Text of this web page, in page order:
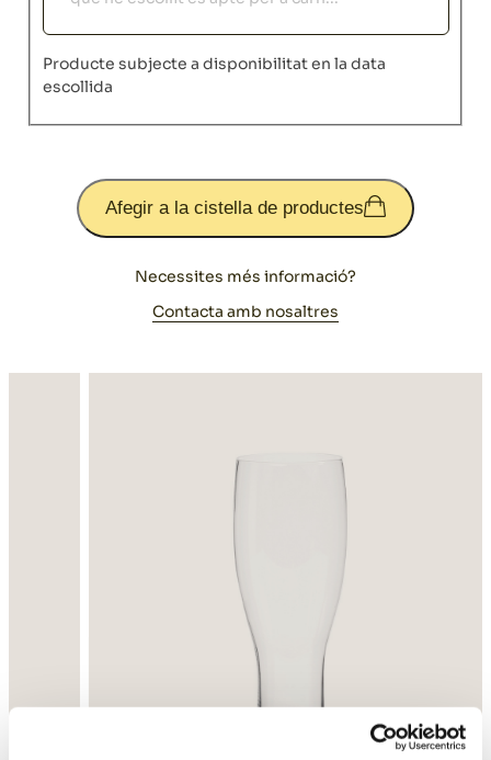
Producte subjecte a disponibilitat en la data
escollida
Afegir a la cistella de productes
Necessites més informació?
Contacta amb nosaltres